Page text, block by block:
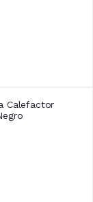
Calefactor